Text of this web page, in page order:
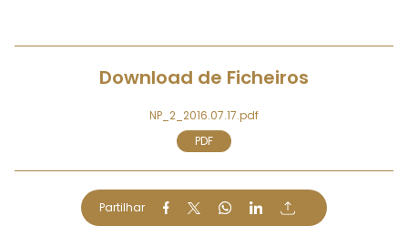
Download de Ficheiros
NP_2_2016.07.17.pdf
PDF
Partilhar